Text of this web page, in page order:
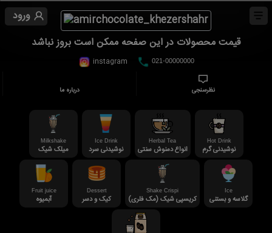
ورود
قیمت محصولات در این صفحه ممکن است بروز نباشد
instagram 021-00000000
درباره ما نظرسنجی
Hot Drink
نوشیدنی گرم
Herbal Tea
انواع دمنوش سنتی
Ice Drink
نوشیدنی سرد
Milkshake
میلک شیک
Ice
گلاسه و بستنی
Shake Crispi
کریسپی شیک (مک فلری)
Dessert
کیک و دسر
Fruit juice
آبمیوه